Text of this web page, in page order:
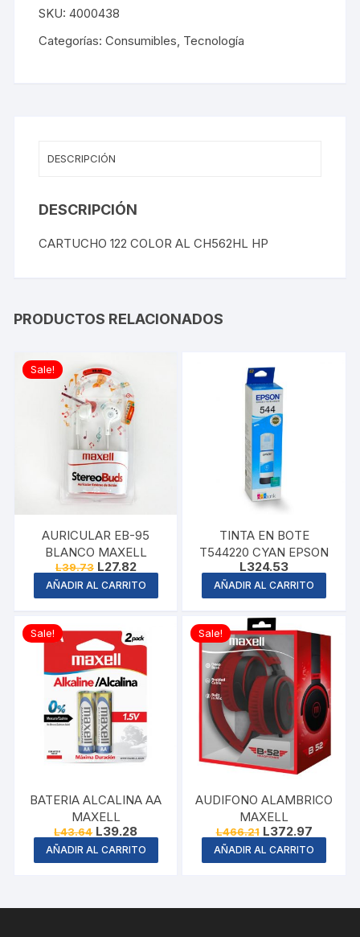
LISTA
DE
DESEOS
SKU:4000438
Categorías:Consumibles, Tecnología
DESCRIPCIÓN
DESCRIPCIÓN
CARTUCHO 122 COLOR AL CH562HL HP
PRODUCTOS RELACIONADOS
Sale!
AURICULAR EB-95
BLANCO MAXELL
L39.73 Original
price
was:
L39.73.
L27.82Current
price
is:
L27.82.
AÑADIR AL CARRITO
TINTA EN BOTE
T544220 CYAN EPSON
L324.53
AÑADIR AL CARRITO
Sale!
BATERIA ALCALINA AA
MAXELL
L43.64 Original
price
was:
L43.64.
L39.28Current
price
is:
L39.28.
AÑADIR AL CARRITO
Sale!
AUDIFONO ALAMBRICO
MAXELL
L466.21 Original
price
was:
L466.21.
L372.97Current
price
is:
L372.97.
AÑADIR AL CARRITO